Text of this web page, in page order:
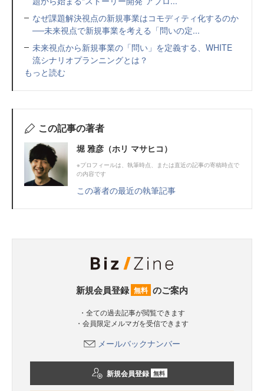
なぜ課題解決視点の新規事業はコモディティ化するのか
──未来視点で新規事業を考える「問いの定...
未来視点から新規事業の「問い」を定義する、WHITE
流シナリオプランニングとは？
もっと読む
この記事の著者
堀 雅彦（ホリ マサヒコ）
※プロフィールは、執筆時点、または直近の記事の寄稿時点で
の内容です
この著者の最近の執筆記事
新規会員登録 無料 のご案内
・全ての過去記事が閲覧できます
・会員限定メルマガを受信できます
メールバックナンバー
新規会員登録 無料